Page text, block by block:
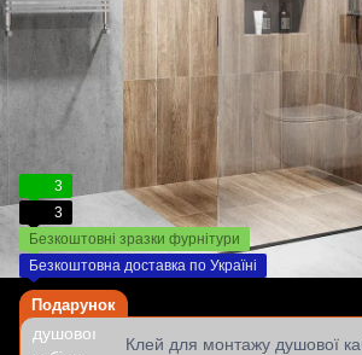
3
3
Безкоштовні зразки фурнітури
Безкоштовна доставка по Україні
Подарунок
Клей для монтажу душової